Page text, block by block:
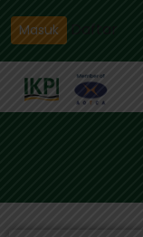
Masuk